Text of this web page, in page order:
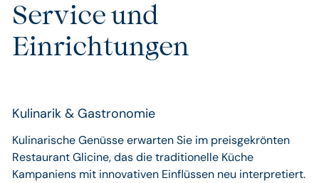
Service und
Einrichtungen
Kulinarik & Gastronomie
Kulinarische Genüsse erwarten Sie im preisgekrönten
Restaurant Glicine, das die traditionelle Küche
Kampaniens mit innovativen Einflüssen neu interpretiert.